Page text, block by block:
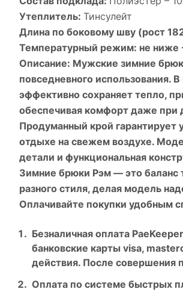
Утеплитель: Тинсулейт
Длина по боковому шву (рост
Температурный режим: не ниже
Описание: Мужские зимние
повседневного использования.
эффективно сохраняет тепло,
обеспечивая комфорт даже при
Продуманный крой
отдыхе на свежем воздухе.
детали и функциональная
Зимние брюки Рэм — это баланс
разного стиля, делая модель
Оплачивайте покупки удобным
Безналичная оплата
банковские карты visa,
действия. После совершения
Оплата по системе быстрых